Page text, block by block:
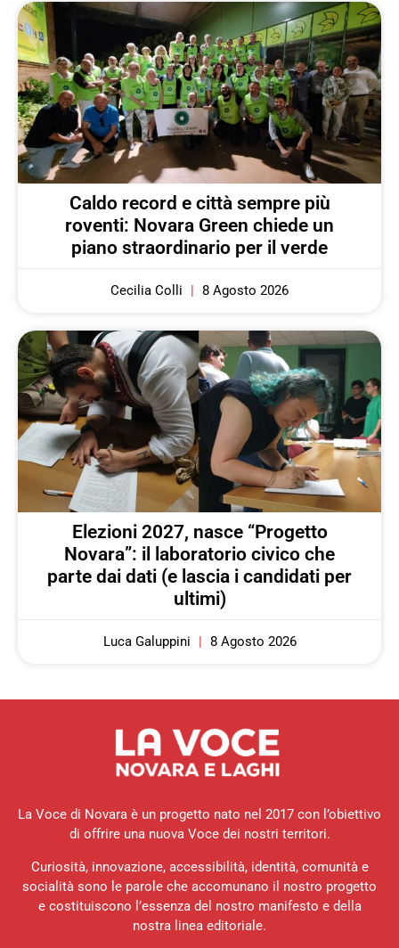
Caldo record e città sempre più
roventi: Novara Green chiede un
piano straordinario per il verde
Cecilia Colli 8 Agosto 2026
Elezioni 2027, nasce “Progetto
Novara”: il laboratorio civico che
parte dai dati (e lascia i candidati per
ultimi)
Luca Galuppini 8 Agosto 2026
La Voce di Novara è un progetto nato nel 2017 con l’obiettivo
di offrire una nuova Voce dei nostri territori.
Curiosità, innovazione, accessibilità, identità, comunità e
socialità sono le parole che accomunano il nostro progetto
e costituiscono l’essenza del nostro manifesto e della
nostra linea editoriale.